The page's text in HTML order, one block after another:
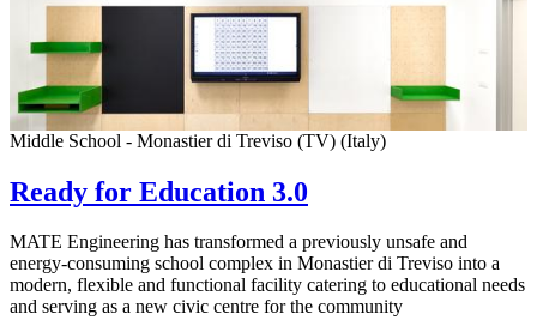
Middle School - Monastier di Treviso (TV) (Italy)
Ready for Education 3.0
MATE Engineering has transformed a previously unsafe and
energy-consuming school complex in Monastier di Treviso into a
modern, flexible and functional facility catering to educational needs
and serving as a new civic centre for the community